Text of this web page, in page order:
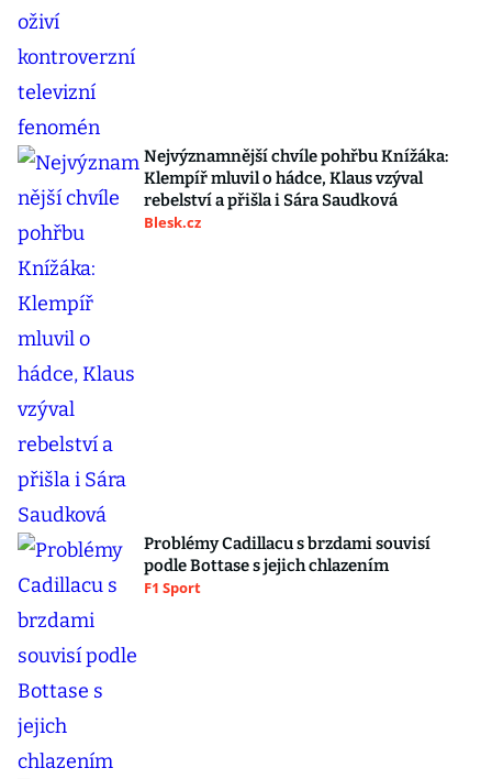
Nejvýznamnější chvíle pohřbu Knížáka:
Klempíř mluvil o hádce, Klaus vzýval
rebelství a přišla i Sára Saudková
Blesk.cz
Problémy Cadillacu s brzdami souvisí
podle Bottase s jejich chlazením
F1 Sport